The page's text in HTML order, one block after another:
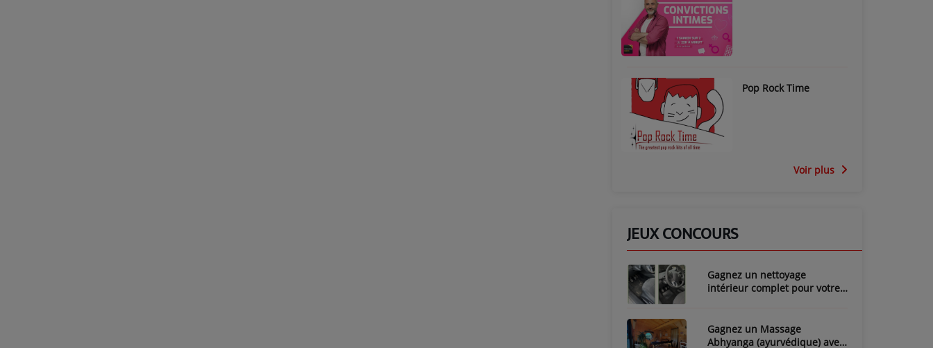
Pop Rock Time
Voir plus
JEUX CONCOURS
Gagnez un nettoyage
intérieur complet pour votre
Gagnez un Massage
Abhyanga (ayurvédique) avec